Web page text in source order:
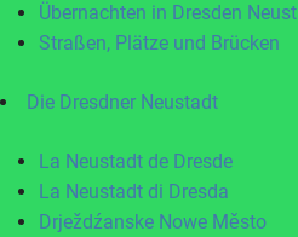
Übernachten in Dresden
Straßen, Plätze und Brücken
Die Dresdner Neustadt
La Neustadt de Dresde
La Neustadt di Dresda
Drježdźanske Nowe Město